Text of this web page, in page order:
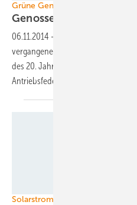
Grüne Genossenschaften
Genossen-Geschichten
06.11.2014 -
vergangenen Jahren stark
des 20. Jahrhunderts. Heute sind
Antriebsfeder für
Solarstrom für